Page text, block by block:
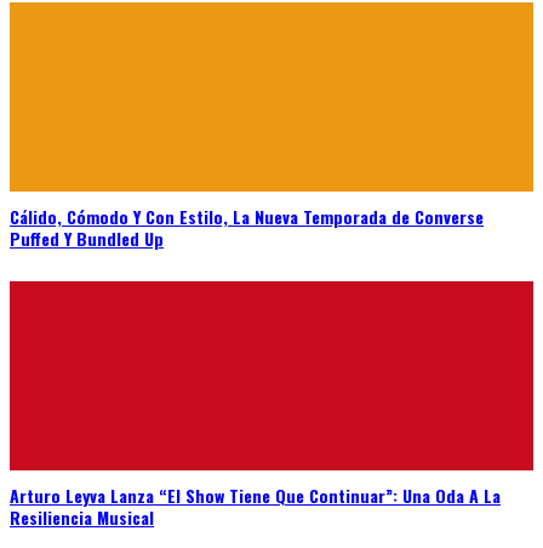
Cálido, Cómodo Y Con Estilo, La Nueva Temporada de Converse
Puffed Y Bundled Up
Arturo Leyva Lanza “El Show Tiene Que Continuar”: Una Oda A La
Resiliencia Musical